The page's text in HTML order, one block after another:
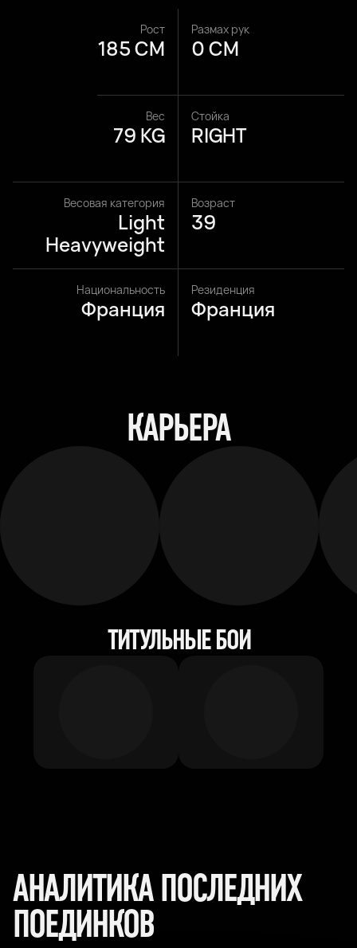
Рост
185 CM
Размах рук
0 CM
Вес
79 KG
Стойка
RIGHT
Весовая категория
Light
Heavyweight
Возраст
39
Национальность
Франция
Резиденция
Франция
КАРЬЕРА
ТИТУЛЬНЫЕ БОИ
АНАЛИТИКА ПОСЛЕДНИХ
ПОЕДИНКОВ